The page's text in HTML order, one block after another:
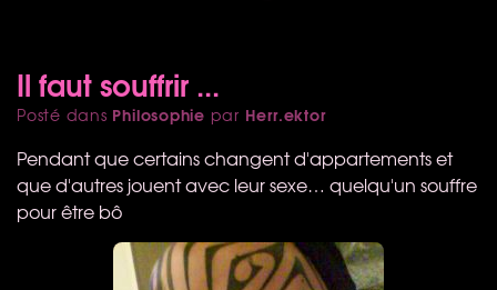
Il faut souffrir ...
Posté dans Philosophie par Herr.ektor
Pendant que certains changent d'appartements et
que d'autres jouent avec leur sexe… quelqu'un souffre
pour être bô